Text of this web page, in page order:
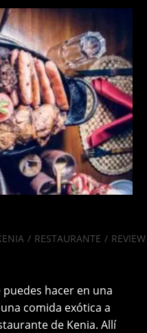
/ RESTAURANTE / REVIEW
hacer en una
comida exótica a
de Kenia. Allí